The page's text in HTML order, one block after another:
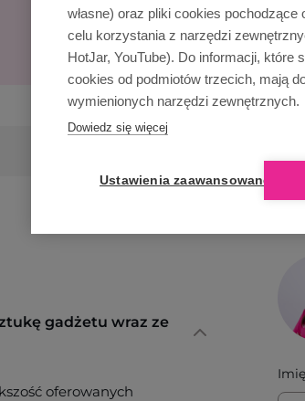
własne) oraz pliki cookies
celu korzystania z narzędzi
HotJar, YouTube). Do informacji, które
cookies od podmiotów trzecich, mają
wymienionych narzędzi zewnętrznych.
Dowiedz się więcej
Ustawienia zaawansowane
Wyślij zapytanie
gadżetu wraz ze
oferowanych